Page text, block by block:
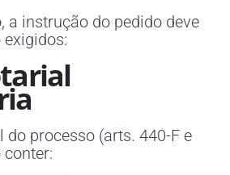
a instrução do pedido deve
exigidos:
do processo (arts. 440-F e
conter: